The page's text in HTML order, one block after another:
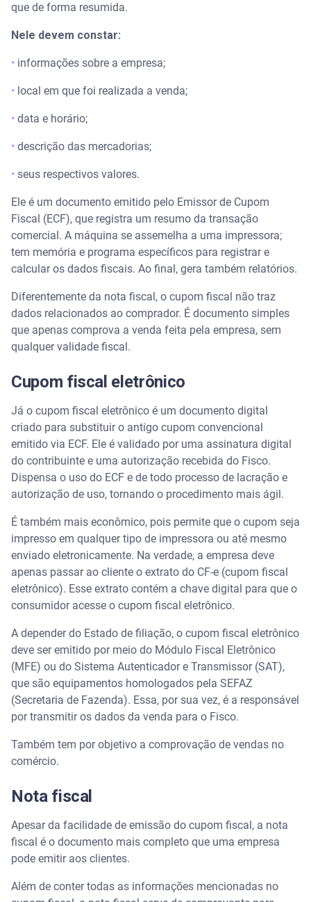
que de forma resumida.
Nele devem constar:
• informações sobre a empresa;
• local em que foi realizada a venda;
• data e horário;
• descrição das mercadorias;
• seus respectivos valores.
Ele é um documento emitido pelo Emissor de Cupom
Fiscal (ECF), que registra um resumo da transação
comercial. A máquina se assemelha a uma impressora;
tem memória e programa específicos para registrar e
calcular os dados fiscais. Ao final, gera também relatórios.
Diferentemente da nota fiscal, o cupom fiscal não traz
dados relacionados ao comprador. É documento simples
que apenas comprova a venda feita pela empresa, sem
qualquer validade fiscal.
Cupom fiscal eletrônico
Já o cupom fiscal eletrônico é um documento digital
criado para substituir o antigo cupom convencional
emitido via ECF. Ele é validado por uma assinatura digital
do contribuinte e uma autorização recebida do Fisco.
Dispensa o uso do ECF e de todo processo de lacração e
autorização de uso, tornando o procedimento mais ágil.
É também mais econômico, pois permite que o cupom seja
impresso em qualquer tipo de impressora ou até mesmo
enviado eletronicamente. Na verdade, a empresa deve
apenas passar ao cliente o extrato do CF-e (cupom fiscal
eletrônico). Esse extrato contém a chave digital para que o
consumidor acesse o cupom fiscal eletrônico.
A depender do Estado de filiação, o cupom fiscal eletrônico
deve ser emitido por meio do Módulo Fiscal Eletrônico
(MFE) ou do Sistema Autenticador e Transmissor (SAT),
que são equipamentos homologados pela SEFAZ
(Secretaria de Fazenda). Essa, por sua vez, é a responsável
por transmitir os dados da venda para o Fisco.
Também tem por objetivo a comprovação de vendas no
comércio.
Nota fiscal
Apesar da facilidade de emissão do cupom fiscal, a nota
fiscal é o documento mais completo que uma empresa
pode emitir aos clientes.
Além de conter todas as informações mencionadas no